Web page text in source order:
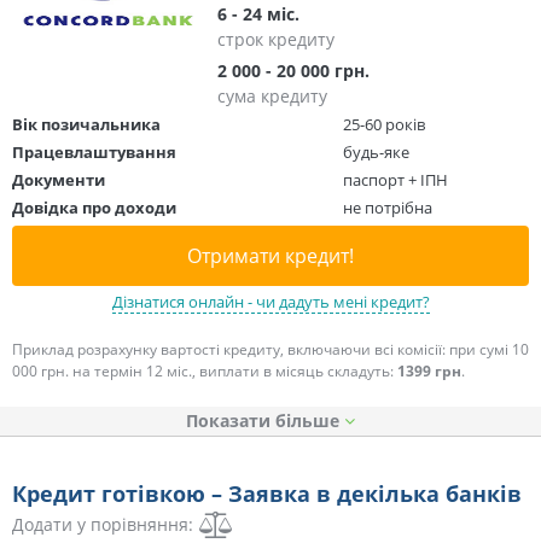
6 - 24 міс.
строк кредиту
2 000 - 20 000 грн.
сума кредиту
Вік позичальника
25-60 років
Працевлаштування
будь-яке
Документи
паспорт + ІПН
Довідка про доходи
не потрібна
Отримати кредит!
Дізнатися онлайн - чи дадуть мені кредит?
Приклад розрахунку вартості кредиту, включаючи всі комісії: при сумі 10
000 грн. на термін 12 міс., виплати в місяць складуть: 1399 грн.
Показати
Кредит готівкою – Заявка в декілька банків
Додати у порівняння: